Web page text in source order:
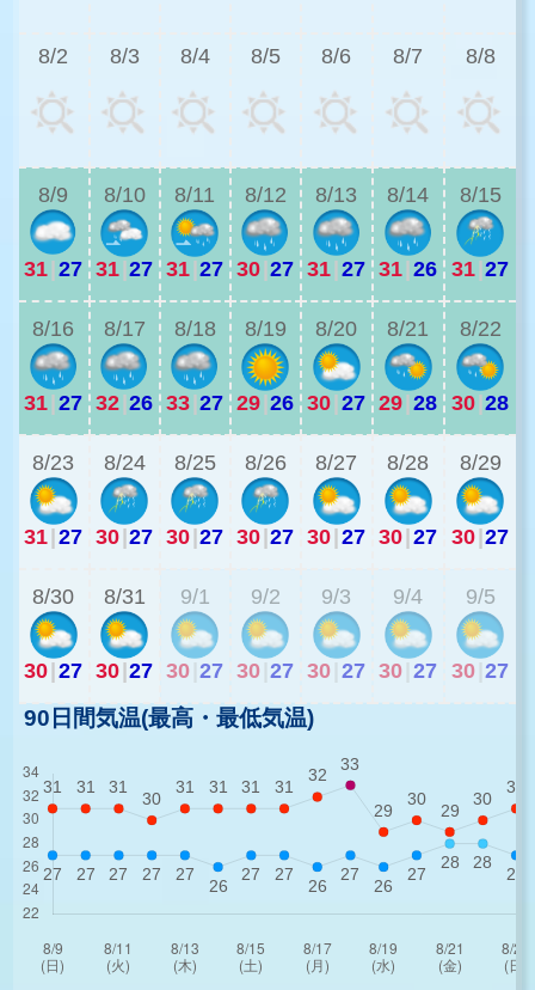
8/2 8/3 8/4 8/5 8/6 8/7 8/8
8/9
31 27
8/10
31 27
8/11
31 27
8/12
30 27
8/13
31 27
8/14
31 26
8/15
31 27
8/16
31 27
8/17
32 26
8/18
33 27
8/19
29 26
8/20
30 27
8/21
29 28
8/22
30 28
8/23
31 27
8/24
30 27
8/25
30 27
8/26
30 27
8/27
30 27
8/28
30 27
8/29
30 27
8/30
30 27
8/31
30 27
9/1
30 27
9/2
30 27
9/3
30 27
9/4
30 27
9/5
30 27
90日間気温(最高・最低気温)